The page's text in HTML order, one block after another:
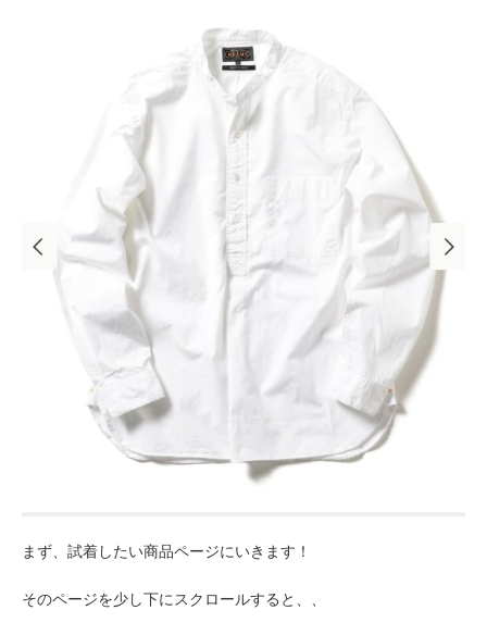
まず、試着したい商品ページにいきます！
そのページを少し下にスクロールすると、、